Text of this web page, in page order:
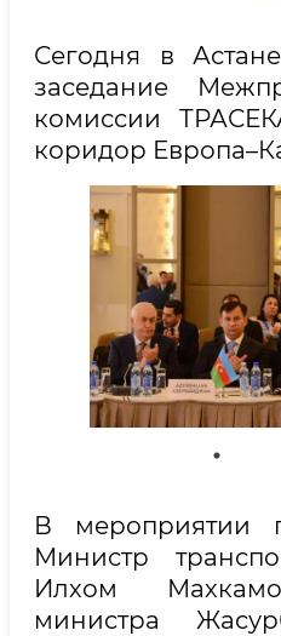
Сегодня в
заседание
комиссии
коридор
В мероприятии
Министр
Илхом
министра